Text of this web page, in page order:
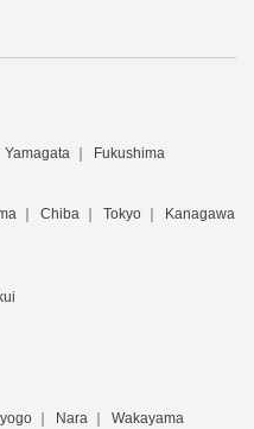
Yamagata Fukushima
Chiba Tokyo
Kanagawa
Nara Wakayama